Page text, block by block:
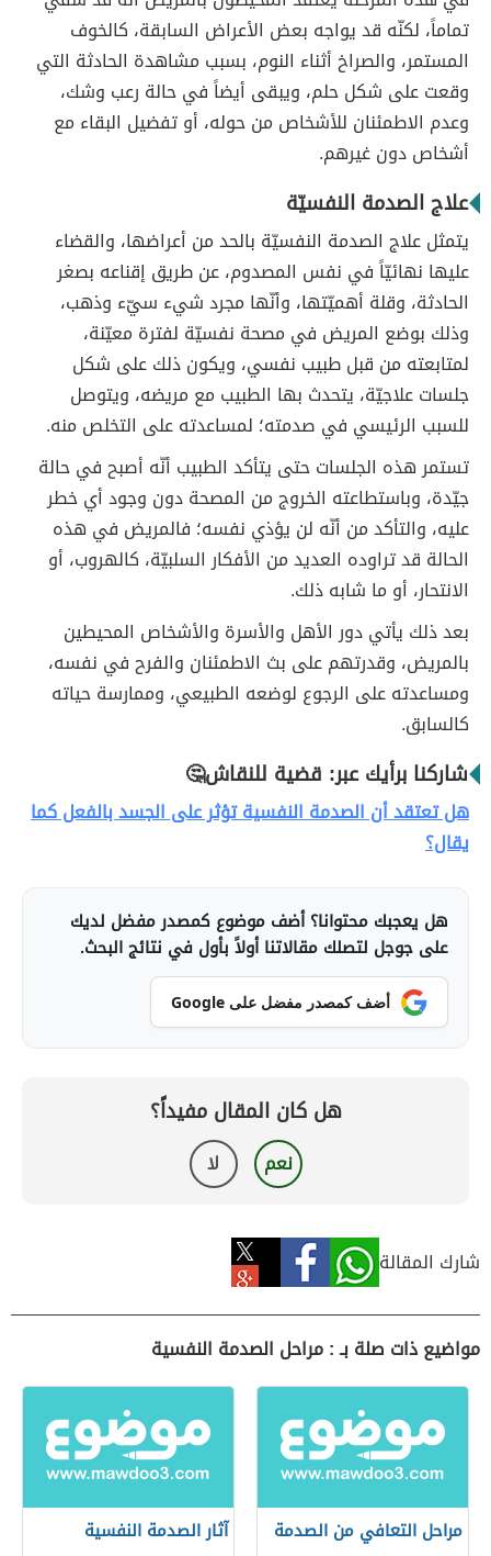
تماماً، لكنّه قد يواجه بعض الأعراض السابقة، كالخوف
المستمر، والصراخ أثناء النوم، بسبب مشاهدة الحادثة التي
وقعت على شكل حلم، ويبقى أيضاً في حالة رعب وشك،
وعدم الاطمئنان للأشخاص من حوله، أو تفضيل البقاء مع
أشخاص دون غيرهم.
علاج الصدمة النفسيّة
يتمثل علاج الصدمة النفسيّة بالحد من أعراضها، والقضاء
عليها نهائيّاً في نفس المصدوم، عن طريق إقناعه بصغر
الحادثة، وقلة أهميّتها، وأنّها مجرد شيء سيّء وذهب،
وذلك بوضع المريض في مصحة نفسيّة لفترة معيّنة،
لمتابعته من قبل طبيب نفسي، ويكون ذلك على شكل
جلسات علاجيّة، يتحدث بها الطبيب مع مريضه، ويتوصل
للسبب الرئيسي في صدمته؛ لمساعدته على التخلص منه.
تستمر هذه الجلسات حتى يتأكد الطبيب أنّه أصبح في حالة
جيّدة، وباستطاعته الخروج من المصحة دون وجود أي خطر
عليه، والتأكد من أنّه لن يؤذي نفسه؛ فالمريض في هذه
الحالة قد تراوده العديد من الأفكار السلبيّة، كالهروب، أو
الانتحار، أو ما شابه ذلك.
بعد ذلك يأتي دور الأهل والأسرة والأشخاص المحيطين
بالمريض، وقدرتهم على بث الاطمئنان والفرح في نفسه،
ومساعدته على الرجوع لوضعه الطبيعي، وممارسة حياته
كالسابق.
شاركنا برأيك عبر: قضية للنقاش🤔
هل تعتقد أن الصدمة النفسية تؤثر على الجسد بالفعل كما
يقال؟
هل يعجبك محتوانا؟ أضف موضوع كمصدر مفضل لديك
على جوجل لتصلك مقالاتنا أولاً بأول في نتائج البحث.
أضف كمصدر مفضل على Google
هل كان المقال مفيداً؟
نعم لا
شارك المقالة
مواضيع ذات صلة بـ : مراحل الصدمة النفسية
مراحل التعافي من الصدمة
آثار الصدمة النفسية